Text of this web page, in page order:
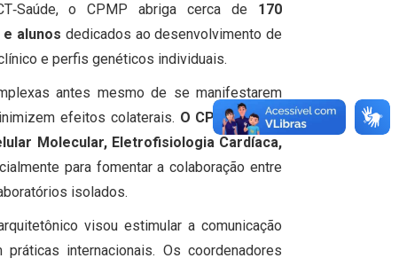
o CPMP abriga cerca de 170
alunos dedicados ao desenvolvimento de
e perfis genéticos individuais.
antes mesmo de se manifestarem
efeitos colaterais. O CPMP reúne
Molecular, Eletrofisiologia Cardíaca,
para fomentar a colaboração entre
isolados.
visou estimular a comunicação
internacionais. Os coordenadores